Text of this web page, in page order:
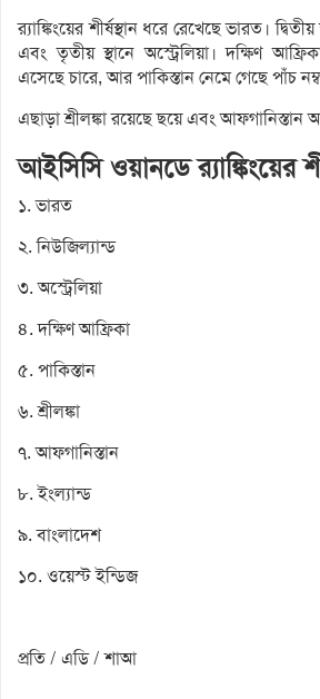
র‌্যাঙ্কিংয়ের শীর্ষস্থান ধরে রেখেছে ভারত।
এবং তৃতীয় স্থানে অস্ট্রেলিয়া। দক্ষিণ
এসেছে চারে, আর পাকিস্তান নেমে গেছে পাঁচ
এছাড়া শ্রীলঙ্কা রয়েছে ছয়ে এবং আফগানিস্তান
আইসিসি ওয়ানডে র‌্যাঙ্কিংয়ের
১. ভারত
২. নিউজিল্যান্ড
৩. অস্ট্রেলিয়া
৪. দক্ষিণ আফ্রিকা
৫. পাকিস্তান
৬. শ্রীলঙ্কা
৭. আফগানিস্তান
৮. ইংল্যান্ড
৯. বাংলাদেশ
১০. ওয়েস্ট ইন্ডিজ
প্রতি / এডি / শাআ